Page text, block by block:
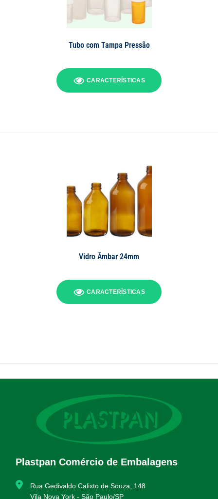
Tubo com Tampa Pressão
CARACTERÍSTICAS
Vidro Âmbar 24mm
CARACTERÍSTICAS
Plastpan Comércio de Embalagens
Rua Gedivaldo Calixto de Souza, 148
Vila Nova York - São Paulo/SP